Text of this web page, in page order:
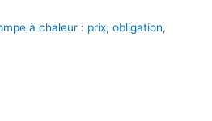
à chaleur : prix, obligation,